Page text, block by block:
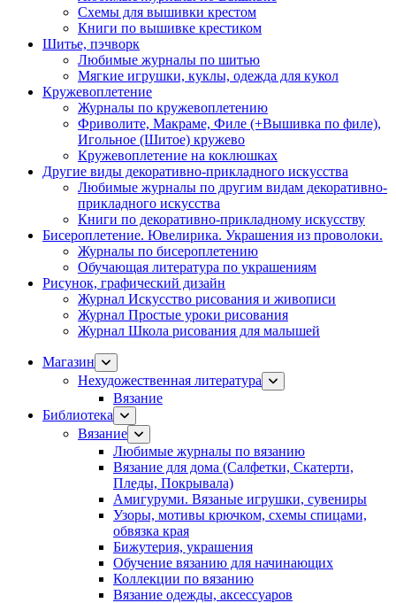
Схемы для вышивки крестом
Книги по вышивке крестиком
Шитье, пэчворк
Любимые журналы по шитью
Мягкие игрушки, куклы, одежда для кукол
Кружевоплетение
Журналы по кружевоплетению
Фриволите, Макраме, Филе (+Вышивка по филе),
Игольное (Шитое) кружево
Кружевоплетение на коклюшках
Другие виды декоративно-прикладного искусства
Любимые журналы по другим видам декоративно-
прикладного искусства
Книги по декоративно-прикладному искусству
Бисероплетение. Ювелирика. Украшения из проволоки.
Журналы по бисероплетению
Обучающая литература по украшениям
Рисунок, графический дизайн
Журнал Искусство рисования и живописи
Журнал Простые уроки рисования
Журнал Школа рисования для малышей
Магазин
Нехудожественная литература
Вязание
Библиотека
Вязание
Любимые журналы по вязанию
Вязание для дома (Салфетки, Скатерти,
Пледы, Покрывала)
Амигуруми. Вязаные игрушки, сувениры
Узоры, мотивы крючком, схемы спицами,
обвязка края
Бижутерия, украшения
Обучение вязанию для начинающих
Коллекции по вязанию
Вязание одежды, аксессуаров